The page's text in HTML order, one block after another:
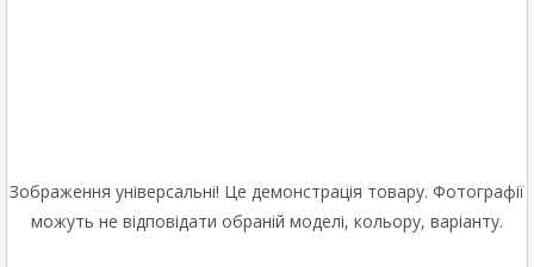
Зображення універсальні! Це демонстрація товару. Фотографії
можуть не відповідати обраній моделі, кольору, варіанту.